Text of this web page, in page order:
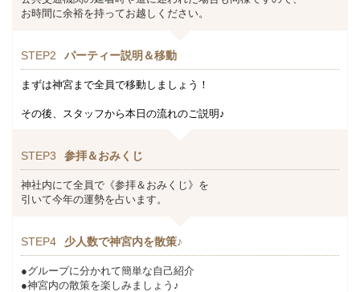
お時間に余裕を持ってお越しください。
STEP2 パーティー説明＆移動
まずは神宮まで全員で移動しましょう！
その後、スタッフから本日の流れのご説明♪
STEP3 参拝＆おみくじ
神社内にて全員で《参拝＆おみくじ》を
引いて今年の運勢を占います。
STEP4 少人数で神宮内を散策♪
●グループに分かれて簡単な自己紹介
●神宮内の散策を楽しみましょう♪